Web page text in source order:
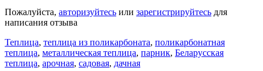
Пожалуйста, авторизуйтесь или зарегистрируйтесь для
написания отзыва
Теплица, теплица из поликарбоната, поликарбонатная
теплица, металлическая теплица, парник, Беларусская
теплица, арочная, садовая, дачная